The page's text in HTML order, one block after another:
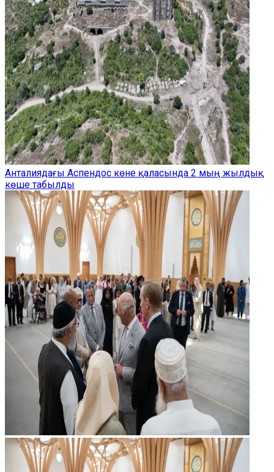
Анталиядағы Аспендос көне қаласында 2 мың жылдық
көше табылды